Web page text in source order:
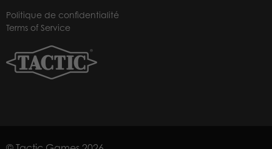
Politique de confidentialité
Terms of Service